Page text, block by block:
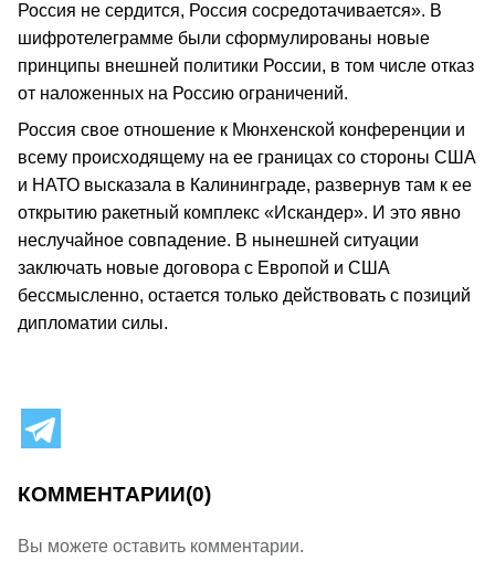
Россия не сердится, Россия сосредотачивается». В
шифротелеграмме были сформулированы новые
принципы внешней политики России, в том числе отказ
от наложенных на Россию ограничений.
Россия свое отношение к Мюнхенской конференции и
всему происходящему на ее границах со стороны США
и НАТО высказала в Калининграде, развернув там к ее
открытию ракетный комплекс «Искандер». И это явно
неслучайное совпадение. В нынешней ситуации
заключать новые договора с Европой и США
бессмысленно, остается только действовать с позиций
дипломатии силы.
КОММЕНТАРИИ(0)
Вы можете оставить комментарии.